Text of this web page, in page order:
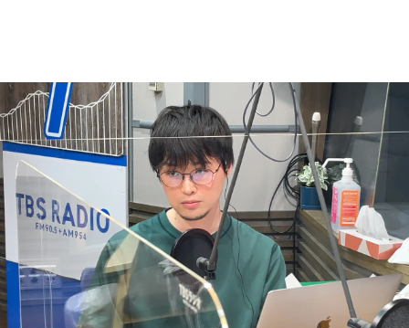
お知らせ
イベント・グッズ
YouTube
会社情報